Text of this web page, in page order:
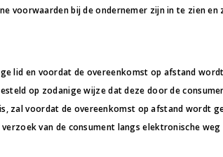
bij de ondernemer zijn in te zien en
lid en voordat de overeenkomst op afstand
op zodanige wijze dat deze door de
zal voordat de overeenkomst op afstand wordt
van de consument langs elektronische